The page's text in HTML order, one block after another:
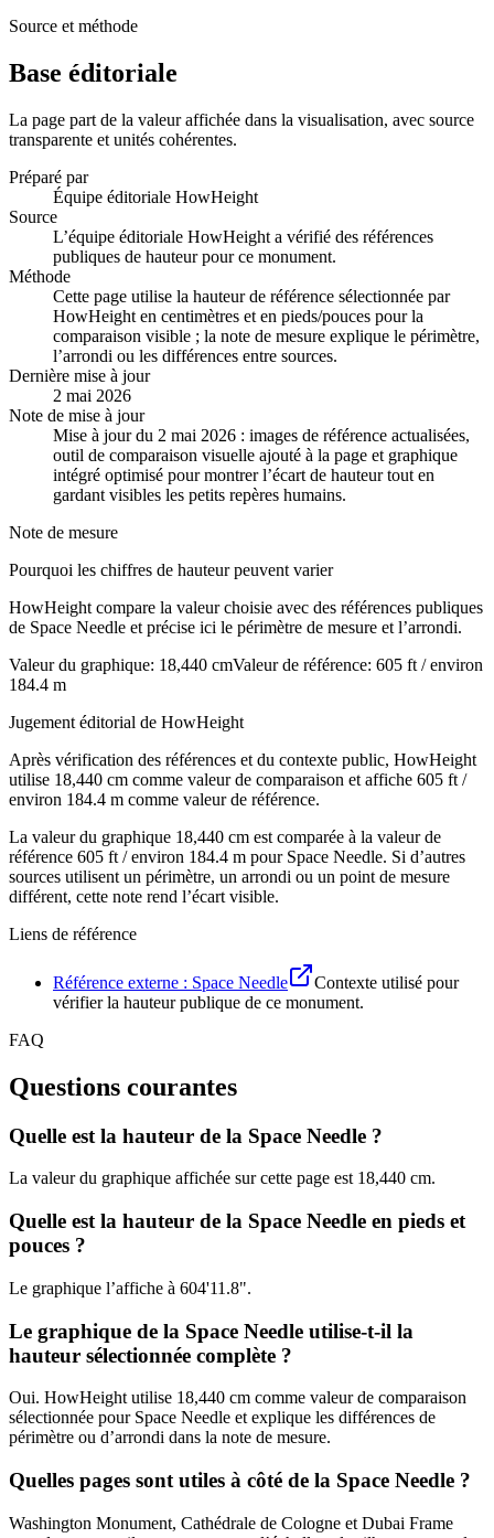
Source et méthode
Base éditoriale
La page part de la valeur affichée dans la visualisation, avec source
transparente et unités cohérentes.
Préparé par
Équipe éditoriale HowHeight
Source
L’équipe éditoriale HowHeight a vérifié des références
publiques de hauteur pour ce monument.
Méthode
Cette page utilise la hauteur de référence sélectionnée par
HowHeight en centimètres et en pieds/pouces pour la
comparaison visible ; la note de mesure explique le périmètre,
l’arrondi ou les différences entre sources.
Dernière mise à jour
2 mai 2026
Note de mise à jour
Mise à jour du 2 mai 2026 : images de référence actualisées,
outil de comparaison visuelle ajouté à la page et graphique
intégré optimisé pour montrer l’écart de hauteur tout en
gardant visibles les petits repères humains.
Note de mesure
Pourquoi les chiffres de hauteur peuvent varier
HowHeight compare la valeur choisie avec des références publiques
de Space Needle et précise ici le périmètre de mesure et l’arrondi.
Valeur du graphique: 18,440 cmValeur de référence: 605 ft / environ
184.4 m
Jugement éditorial de HowHeight
Après vérification des références et du contexte public, HowHeight
utilise ⁦18,440 cm⁩ comme valeur de comparaison et affiche ⁦605 ft /
environ 184.4 m⁩ comme valeur de référence.
La valeur du graphique 18,440 cm est comparée à la valeur de
référence 605 ft / environ 184.4 m pour Space Needle. Si d’autres
sources utilisent un périmètre, un arrondi ou un point de mesure
différent, cette note rend l’écart visible.
Liens de référence
Référence externe : Space Needle
Contexte utilisé pour
vérifier la hauteur publique de ce monument.
FAQ
Questions courantes
Quelle est la hauteur de la Space Needle ?
La valeur du graphique affichée sur cette page est 18,440 cm.
Quelle est la hauteur de la Space Needle en pieds et
pouces ?
Le graphique l’affiche à 604'11.8".
Le graphique de la Space Needle utilise-t-il la
hauteur sélectionnée complète ?
Oui. HowHeight utilise 18,440 cm comme valeur de comparaison
sélectionnée pour Space Needle et explique les différences de
périmètre ou d’arrondi dans la note de mesure.
Quelles pages sont utiles à côté de la Space Needle ?
Washington Monument, Cathédrale de Cologne et Dubai Frame